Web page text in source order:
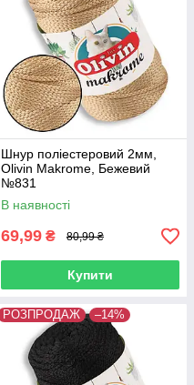
Шнур поліестеровий 2мм,
Olivin Makrome, Бежевий
№831
В наявності
69,99 ₴ 80,99 ₴
Купити
РОЗПРОДАЖ –14%